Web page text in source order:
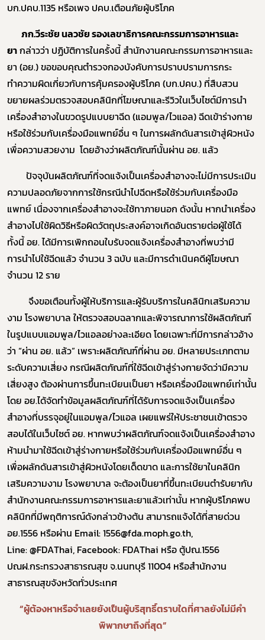
บก.ปคบ.1135 หรือเพจ ปคบ.เตือนภัยผู้บริโภค
ภก.วีระชัยนลวชัย รองเลขาธิการคณะกรรมการอาหารและ
ยากล่าวว่า ปฏิบัติการในครั้งนี้ สำนักงานคณะกรรมการอาหารและ
ยา (อย.)ขอขอบคุณตำรวจกองบังคับการปราบปรามการกระ
ทำความผิดเกี่ยวกับการคุ้มครองผู้บริโภค (บก.ปคบ.) ที่สืบสวน
ขยายผลร่วมตรวจสอบคลินิกที่โฆษณาและรีวิวในเว็บไซต์มีการนำ
เครื่องสำอางในขวดรูปแบบยาฉีด (แอมพูล/ไวแอล) ฉีดเข้าร่างกาย
หรือใช้ร่วมกับเครื่องมือแพทย์อื่น ๆ ในการผลักดันสารเข้าสู่ผิวหนัง
เพื่อความสวยงาม โดยอ้างว่าผลิตภัณฑ์นั้นผ่าน อย. แล้ว
ปัจจุบันผลิตภัณฑ์ที่จดแจ้งเป็นเครื่องสำอางจะไม่มีการประเมิน
ความปลอดภัยจากการใช้กรณีนำไปฉีดหรือใช้ร่วมกับเครื่องมือ
แพทย์ เนื่องจากเครื่องสำอางจะใช้ทาภายนอก ดังนั้น หากนำเครื่อง
สำอางไปใช้ผิดวิธีหรือผิดวัตถุประสงค์อาจเกิดอันตรายต่อผู้ใช้ได้
ทั้งนี้ อย. ได้มีการเพิกถอนใบรับจดแจ้งเครื่องสำอางที่พบว่ามี
การนำไปใช้ฉีดแล้ว จำนวน 3ฉบับ และมีการดำเนินคดีผู้โฆษณา
จำนวน 12ราย
จึงขอเตือนทั้งผู้ให้บริการและผู้รับบริการในคลินิกเสริมความ
งาม โรงพยาบาล ให้ตรวจสอบฉลากและพิจารณาการใช้ผลิตภัณฑ์
ในรูปแบบแอมพูล/ไวแอลอย่างละเอียด โดยเฉพาะที่มีการกล่าวอ้าง
ว่า “ผ่าน อย. แล้ว” เพราะผลิตภัณฑ์ที่ผ่าน อย. มีหลายประเภทตาม
ระดับความเสี่ยง กรณีผลิตภัณฑ์ที่ใช้ฉีดเข้าสู่ร่างกายจัดว่ามีความ
เสี่ยงสูง ต้องผ่านการขึ้นทะเบียนเป็นยา หรือเครื่องมือแพทย์เท่านั้น
โดย อย.ได้จัดทำข้อมูลผลิตภัณฑ์ที่ได้รับการจดแจ้งเป็นเครื่อง
สำอางที่บรรจุอยู่ในแอมพูล/ไวแอล เผยแพร่ให้ประชาชนเข้าตรวจ
สอบได้ในเว็บไซต์ อย. หากพบว่าผลิตภัณฑ์จดแจ้งเป็นเครื่องสำอาง
ห้ามนำมาใช้ฉีดเข้าสู่ร่างกายหรือใช้ร่วมกับเครื่องมือแพทย์อื่น ๆ
เพื่อผลักดันสารเข้าสู่ผิวหนังโดยเด็ดขาด และการใช้ยาในคลินิก
เสริมความงาม โรงพยาบาล จะต้องเป็นยาที่ขึ้นทะเบียนตำรับยากับ
สำนักงานคณะกรรมการอาหารและยาแล้วเท่านั้น หากผู้บริโภคพบ
คลินิกที่มีพฤติการณ์ดังกล่าวข้างต้น สามารถแจ้งได้ที่สายด่วน
อย.1556 หรือผ่าน Email: 1556@fda.moph.go.th,
Line:@FDAThai, Facebook: FDAThai หรือ ตู้ปณ.1556
ปณฝ.กระทรวงสาธารณสุข จ.นนทบุรี 11004 หรือสำนักงาน
สาธารณสุขจังหวัดทั่วประเทศ
“ผู้ต้องหาหรือจําเลยยังเป็นผู้บริสุทธิ์ตราบใดที่ศาลยังไม่มีคํา
พิพากษาถึงที่สุด”
ร้องเรียนเครื่องสำอางค์